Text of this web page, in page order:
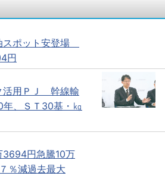
ポット安登場
円
活用ＰＪ 幹線輸
、ＳＴ30基・㎏
円急騰10万
％減過去最大